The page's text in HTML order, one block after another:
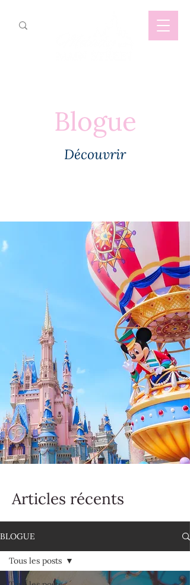
Blogue
Découvrir
Articles récents
BLOGUE
Tous les posts